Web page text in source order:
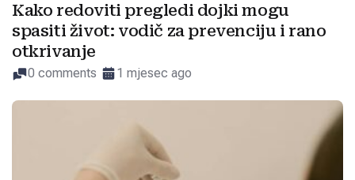
Kako redoviti pregledi dojki mogu
spasiti život: vodič za prevenciju i rano
otkrivanje
0 comments 1 mjesec ago